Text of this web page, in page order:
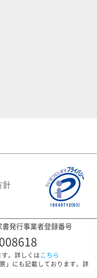
針
書発行事業者登録番号
。詳しくはこちら
」にも記載しております。詳